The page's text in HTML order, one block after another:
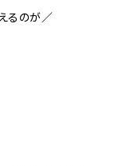
るのが／